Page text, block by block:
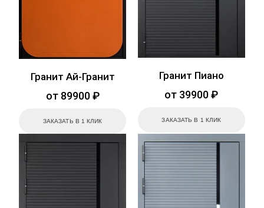
Гранит Ай-Гранит
от 89900 ₽
ЗАКАЗАТЬ В 1 КЛИК
Гранит Пиано
от 39900 ₽
ЗАКАЗАТЬ В 1 КЛИК